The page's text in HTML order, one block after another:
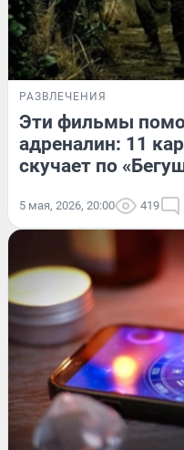
РАЗВЛЕЧЕНИЯ
Эти фильмы
адреналин: 11
скучает по
5 мая, 2026, 20:00 419